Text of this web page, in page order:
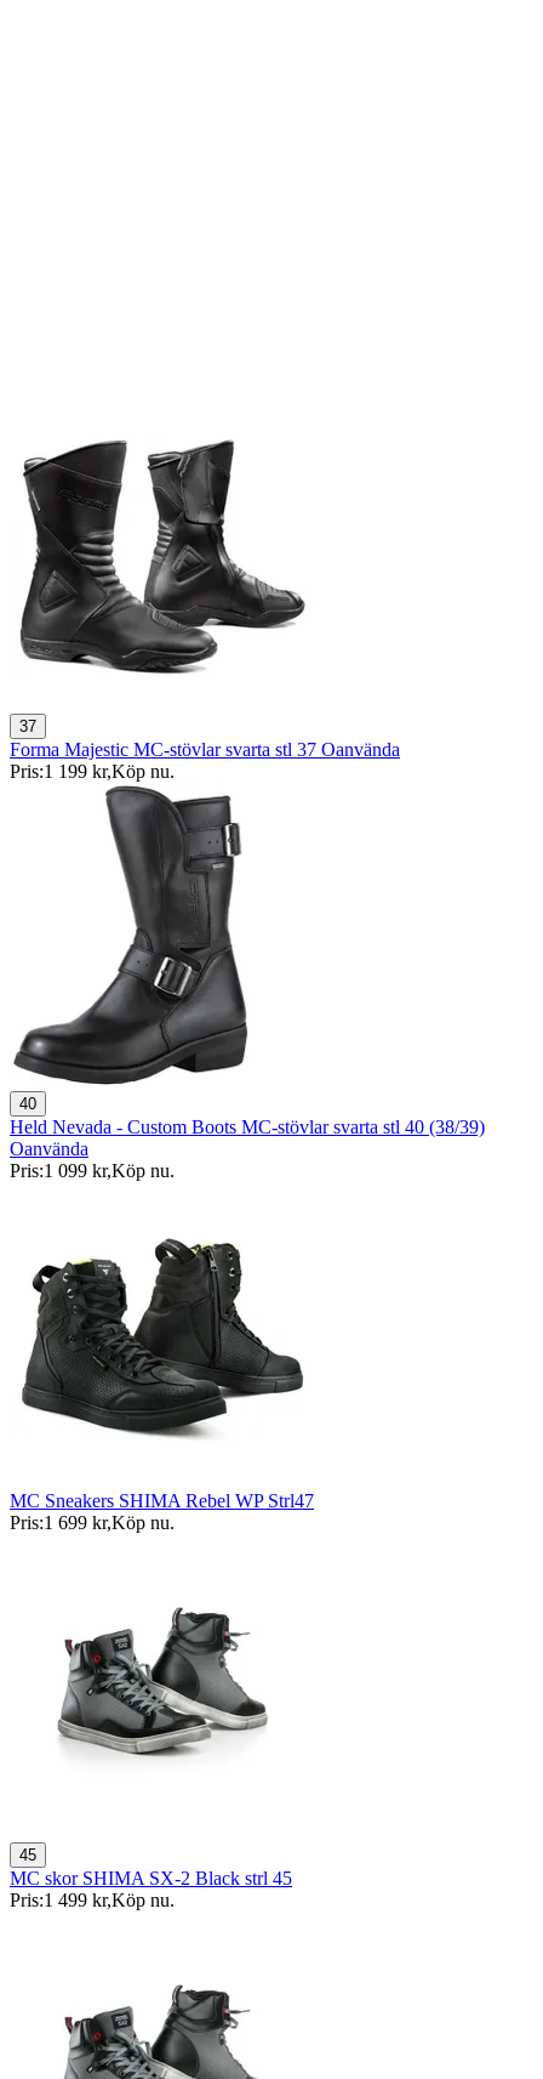
37
Forma Majestic MC-stövlar svarta stl 37 Oanvända
Pris:1 199 kr,Köp nu.
40
Held Nevada - Custom Boots MC-stövlar svarta stl 40 (38/39)
Oanvända
Pris:1 099 kr,Köp nu.
MC Sneakers SHIMA Rebel WP Strl47
Pris:1 699 kr,Köp nu.
45
MC skor SHIMA SX-2 Black strl 45
Pris:1 499 kr,Köp nu.